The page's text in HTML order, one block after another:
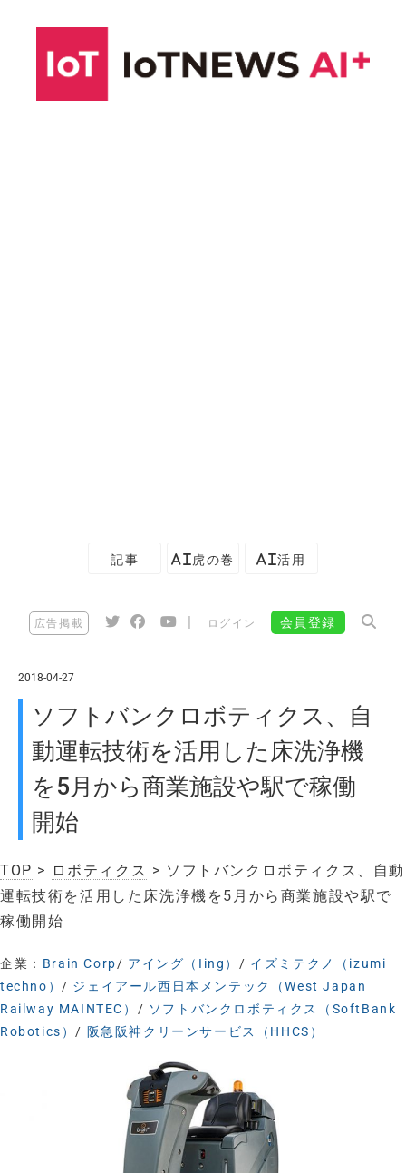
記事 AI虎の巻 AI活用
広告掲載 ログイン 会員登録
2018-04-27
ソフトバンクロボティクス、自
動運転技術を活用した床洗浄機
を5月から商業施設や駅で稼働
開始
TOP > ロボティクス > ソフトバンクロボティクス、自動
運転技術を活用した床洗浄機を5月から商業施設や駅で
稼働開始
企業： Brain Corp/ アイング（Iing）/ イズミテクノ（izumi
techno）/ ジェイアール西日本メンテック（West Japan
Railway MAINTEC） / ソフトバンクロボティクス（SoftBank
Robotics）/ 阪急阪神クリーンサービス（HHCS）